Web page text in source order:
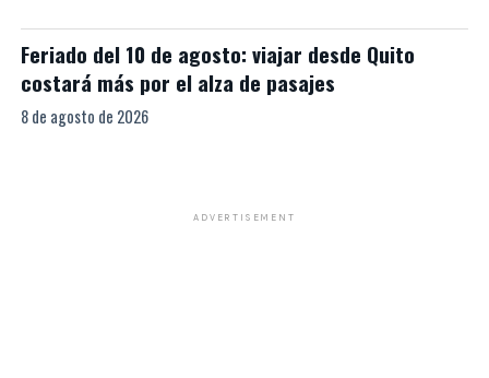
Feriado del 10 de agosto: viajar desde Quito
costará más por el alza de pasajes
8 de agosto de 2026
ADVERTISEMENT